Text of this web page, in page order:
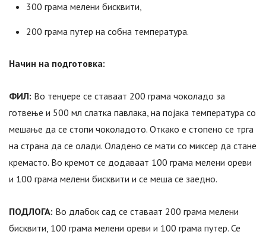
300 грама мелени бисквити,
200 грама путер на собна температура.
Начин на подготовка:
ФИЛ: Во тенџере се ставаат 200 грама чоколадо за
готвење и 500 мл слатка павлака, на појака температура со
мешање да се стопи чоколадото. Откако е стопено се трга
на страна да се олади. Оладено се мати со миксер да стане
кремасто. Во кремот се додаваат 100 грама мелени ореви
и 100 грама мелени бисквити и се меша се заедно.
ПОДЛОГА: Во длабок сад се ставаат 200 грама мелени
бисквити, 100 грама мелени ореви и 100 грама путер. Се